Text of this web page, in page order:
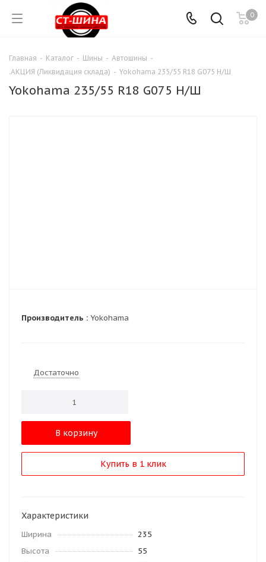
0
Главная - Каталог - Шины - Автошины -
.АКЦИЯ (Ликвидация склада) - Yokohama 235/55 R18 G075 Н/Ш
Yokohama 235/55 R18 G075 Н/Ш
Производитель : Yokohama
Достаточно
В корзину
Купить в 1 клик
Характеристики
Ширина
235
Высота
55